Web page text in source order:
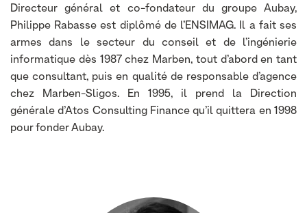
Directeur général et co-fondateur du groupe Aubay,
Philippe Rabasse est diplômé de l’ENSIMAG. Il a fait ses
armes dans le secteur du conseil et de l’ingénierie
informatique dès 1987 chez Marben, tout d’abord en tant
que consultant, puis en qualité de responsable d’agence
chez Marben-Sligos. En 1995, il prend la Direction
générale d’Atos Consulting Finance qu’il quittera en 1998
pour fonder Aubay.